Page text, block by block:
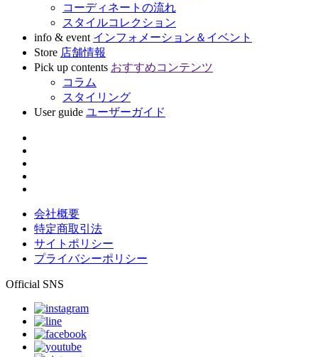
コーディネートの流れ
スタイルコレクション
info & event インフォメーション＆イベント
Store 店舗情報
Pick up contents おすすめコンテンツ
コラム
スタイリング
User guide ユーザーガイド
会社概要
特定商取引法
サイトポリシー
プライバシーポリシー
Official SNS